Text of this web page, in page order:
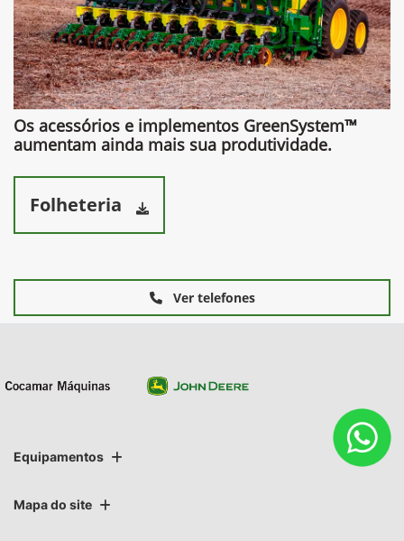
Os acessórios e implementos GreenSystem™
aumentam ainda mais sua produtividade.​
Folheteria
Ver telefones
Equipamentos
Mapa do site